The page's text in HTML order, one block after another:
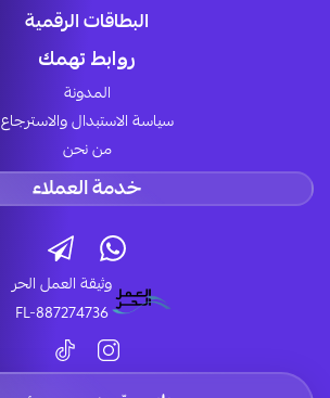
البطاقات الرقمية
روابط تهمك
المدونة
سياسة الاستبدال والاسترجاع
من نحن
خدمة العملاء
وثيقة العمل الحر
FL-887274736